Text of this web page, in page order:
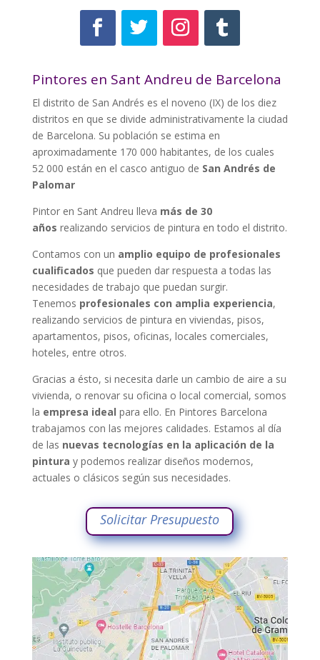
Pintores en Sant Andreu de Barcelona
El distrito de San Andrés​​​ es el noveno (IX) de los diez
distritos en que se divide administrativamente la ciudad
de Barcelona. Su población se estima en
aproximadamente 170 000 habitantes, de los cuales
52 000 están en el casco antiguo de San Andrés de
Palomar
Pintor en Sant Andreu lleva más de 30
años realizando servicios de pintura en todo el distrito.
Contamos con un amplio equipo de profesionales
cualificados que pueden dar respuesta a todas las
necesidades de trabajo que puedan surgir.
Tenemos profesionales con amplia experiencia,
realizando servicios de pintura en viviendas, pisos,
apartamentos, pisos, oficinas, locales comerciales,
hoteles, entre otros.
Gracias a ésto, si necesita darle un cambio de aire a su
vivienda, o renovar su oficina o local comercial, somos
la empresa ideal para ello. En Pintores Barcelona
trabajamos con las mejores calidades. Estamos al día
de las nuevas tecnologías en la aplicación de la
pintura y podemos realizar diseños modernos,
actuales o clásicos según sus necesidades.
Solicitar Presupuesto